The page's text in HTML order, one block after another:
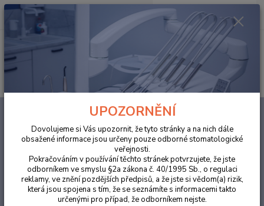
Hledat
za 0,00 Kč
Ortodontický box , fialová krabička na rovnátka 10ks
Ortodontický box , fialová
krabička na rovnátka 10ks
UPOZORNĚNÍ
Dovolujeme si Vás upozornit, že tyto stránky a na nich dále
obsažené informace jsou určeny pouze odborné stomatologické
veřejnosti.
Pokračováním v používání těchto stránek potvrzujete, že jste
odborníkem ve smyslu §2a zákona č. 40/1995 Sb., o regulaci
reklamy, ve znění pozdějších předpisů, a že jste si vědom(a) rizik,
která jsou spojena s tím, že se seznámíte s informacemi takto
určenými pro případ, že odborníkem nejste.